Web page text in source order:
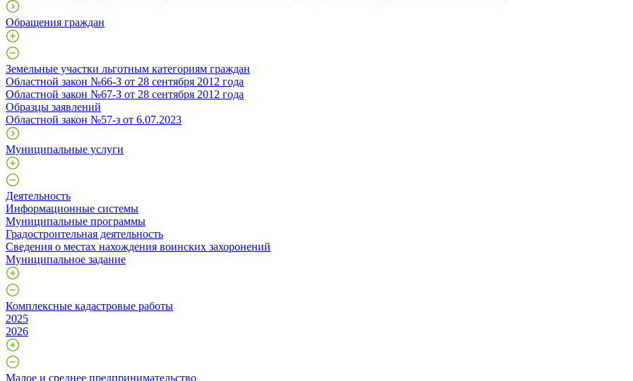
Обращения граждан
Земельные участки льготным категориям граждан
Областной закон №66-З от 28 сентября 2012 года
Областной закон №67-З от 28 сентября 2012 года
Образцы заявлений
Областной закон №57-з от 6.07.2023
Муниципальные услуги
Деятельность
Информационные системы
Муниципальные программы
Градостроительная деятельность
Сведения о местах нахождения воинских захоронений
Муниципальное задание
Комплексные кадастровые работы
2025
2026
Малое и среднее предпринимательство